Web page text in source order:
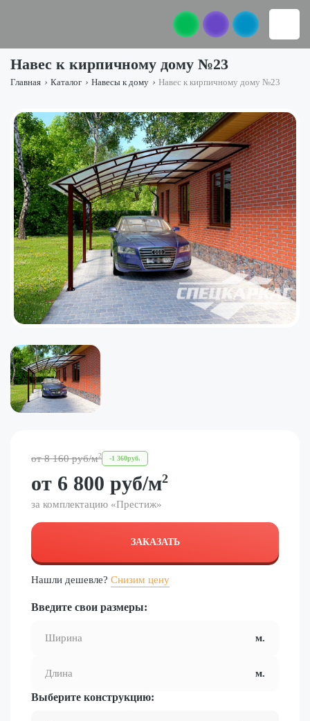
Навес к кирпичному дому №23
Главная › Каталог › Навесы к дому › Навес к кирпичному дому №23
от8 160 руб/м2 -1 360руб.
от 6 800 руб/м2
за комплектацию «Престиж»
ЗАКАЗАТЬ
Нашли дешевле? Снизим цену
Введите свои размеры:
Выберите конструкцию: